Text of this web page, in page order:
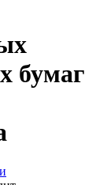
бумаг